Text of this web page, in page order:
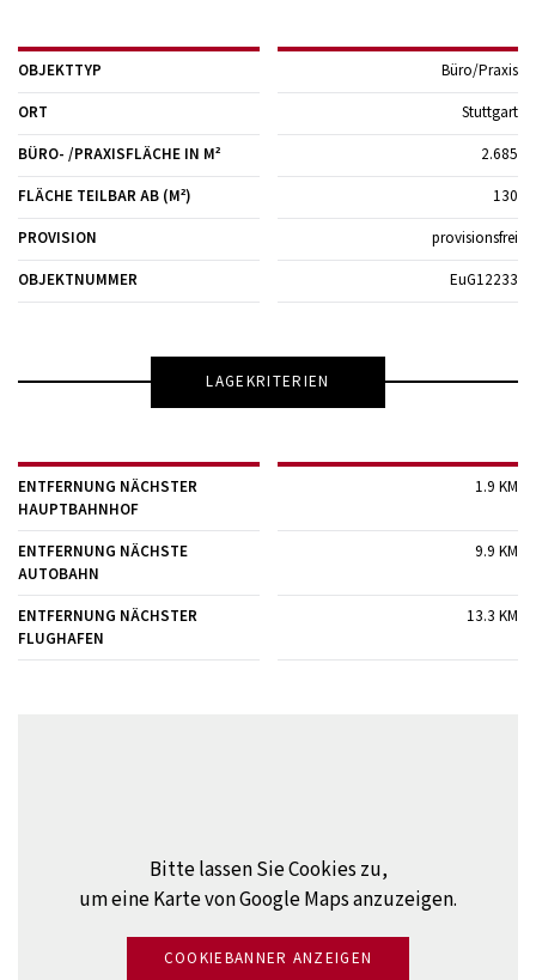
OBJEKTTYP Büro/Praxis
ORT Stuttgart
BÜRO- /PRAXIS­FLÄCHE IN M² 2.685
FLÄCHE TEILBAR AB (M²) 130
PROVISION provisionsfrei
OBJEKTNUMMER EuG12233
LAGEKRITERIEN
ENTFERNUNG NÄCHSTER
HAUPTBAHNHOF
1.9 KM
ENTFERNUNG NÄCHSTE
AUTOBAHN
9.9 KM
ENTFERNUNG NÄCHSTER
FLUGHAFEN
13.3 KM
Bitte lassen Sie Cookies zu,
um eine Karte von Google Maps anzuzeigen.
COOKIEBANNER ANZEIGEN